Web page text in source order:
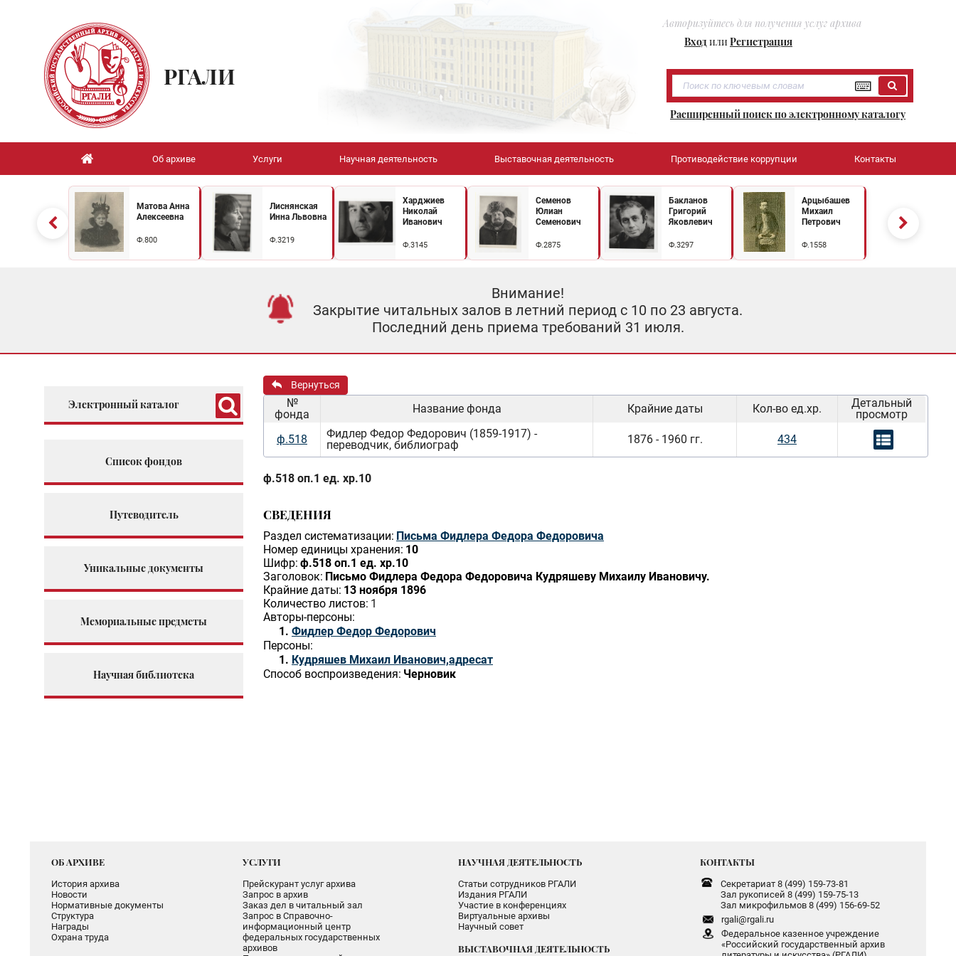
Авторизуйтесь для получения услуг архива
ВходилиРегистрация
РГАЛИ
Расширенный поиск по электронному каталогу
Об архиве Услуги Научная деятельность Выставочная деятельность Противодействие коррупции Контакты
Матова Анна
Алексеевна
Ф.800
Лиснянская
Инна Львовна
Ф.3219
Харджиев
Николай
Иванович
Ф.3145
Семенов
Юлиан
Семенович
Ф.2875
Бакланов
Григорий
Яковлевич
Ф.3297
Арцыбашев
Михаил
Петрович
Ф.1558
Внимание!
Закрытие читальных залов в летний период с 10 по 23 августа.
Последний день приема требований 31 июля.
Электронный каталог
Список фондов
Путеводитель
Уникальные документы
Мемориальные предметы
Научная библиотека
Вернуться
№
фонда
Название фонда Крайние даты Кол-во ед.хр.
Детальный
просмотр
ф.518
Фидлер Федор Федорович (1859-1917) -
переводчик, библиограф
1876 - 1960 гг. 434
ф.518 оп.1 ед. хр.10
СВЕДЕНИЯ
Раздел систематизации: Письма Фидлера Федора Федоровича
Номер единицы хранения: 10
Шифр: ф.518 оп.1 ед. хр.10
Заголовок: Письмо Фидлера Федора Федоровича Кудряшеву Михаилу Ивановичу.
Крайние даты: 13 ноября 1896
Количество листов: 1
Авторы-персоны:
Фидлер Федор Федорович
Персоны:
Кудряшев Михаил Иванович,адресат
Способ воспроизведения: Черновик
ОБ АРХИВЕ
История архива
Новости
Нормативные документы
Структура
Награды
Охрана труда
УСЛУГИ
Прейскурант услуг архива
Запрос в архив
Заказ дел в читальный зал
Запрос в Справочно-
информационный центр
федеральных государственных
архивов
НАУЧНАЯ ДЕЯТЕЛЬНОСТЬ
Статьи сотрудников РГАЛИ
Издания РГАЛИ
Участие в конференциях
Виртуальные архивы
Научный совет
ВЫСТАВОЧНАЯ ДЕЯТЕЛЬНОСТЬ
КОНТАКТЫ
Секретариат 8 (499) 159-73-81
Зал рукописей 8 (499) 159-75-13
Зал микрофильмов 8 (499) 156-69-52
rgali@rgali.ru
Федеральное казенное учреждение
«Российский государственный архив